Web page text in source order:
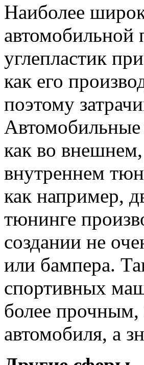
Наиболее
углепластик
как его
поэтому
как во
внутреннем
как например,
тюнинге
создании не
или бампера.
спортивных
более прочным,
автомобиля, а